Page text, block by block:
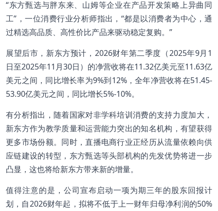
“东方甄选与胖东来、山姆等企业在产品开发策略上异曲同
工”，一位消费行业分析师指出，“都是以消费者为中心，通
过精选高品质、高性价比产品来驱动稳定复购。”
展望后市，新东方预计，2026财年第二季度（2025年9月1
日至2025年11月30日）的净营收将在11.32亿美元至11.63亿
美元之间，同比增长率为9%到12%，全年净营收将在51.45-
53.90亿美元之间，同比增长5%-10%。
有分析指出，随着国家对非学科培训消费的支持力度加大，
新东方作为教学质量和运营能力突出的知名机构，有望获得
更多市场份额。同时，直播电商行业正经历从流量依赖向供
应链建设的转型，东方甄选等头部机构的先发优势将进一步
凸显，这也将给新东方带来新的增量。
值得注意的是，公司宣布启动一项为期三年的股东回报计
划，自2026财年起，拟将不低于上一财年归母净利润的50%